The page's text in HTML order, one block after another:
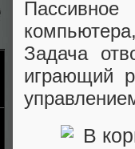
Задача
играющий